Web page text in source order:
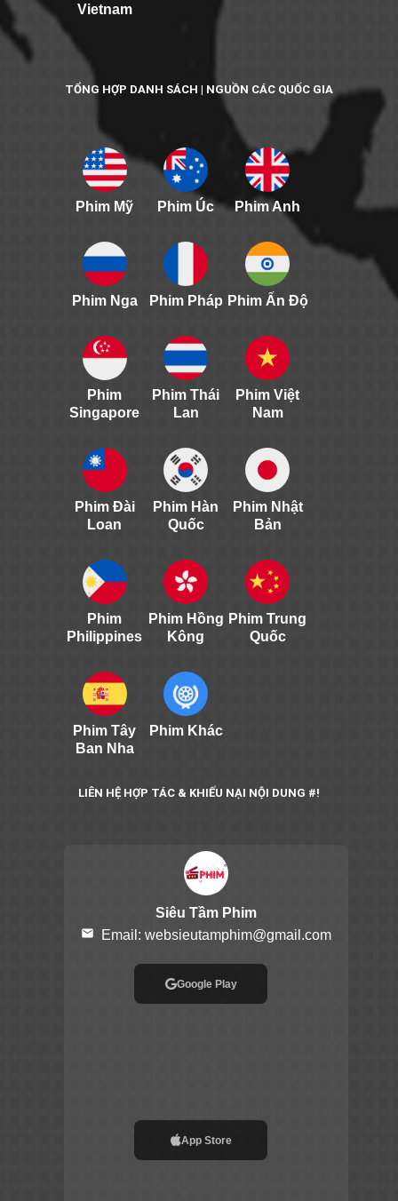
Vietnam
TỔNG HỢP DANH SÁCH | NGUỒN CÁC QUỐC GIA
Phim Mỹ Phim Úc Phim Anh
Phim Nga Phim Pháp Phim Ấn Độ
Phim
Singapore
Phim Thái
Lan
Phim Việt
Nam
Phim Đài
Loan
Phim Hàn
Quốc
Phim Nhật
Bản
Phim
Philippines
Phim Hồng
Kông
Phim Trung
Quốc
Phim Tây
Ban Nha
Phim Khác
LIÊN HỆ HỢP TÁC & KHIẾU NẠI NỘI DUNG #!
Siêu Tầm Phim
email Email: websieutamphim@gmail.com
Google Play
App Store